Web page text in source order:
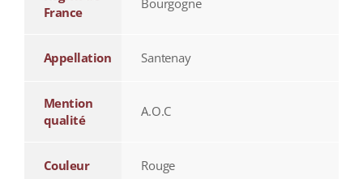
France
Bourgogne
Appellation Santenay
Mention
qualité
A.O.C
Couleur Rouge